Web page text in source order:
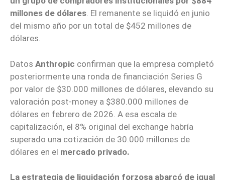
millones de dólares. El remanente se liquidó en junio
del mismo año por un total de $452 millones de
dólares.
Datos Anthropic confirman que la empresa completó
posteriormente una ronda de financiación Series G
por valor de $30.000 millones de dólares, elevando su
valoración post-money a $380.000 millones de
dólares en febrero de 2026. A esa escala de
capitalización, el 8% original del exchange habría
superado una cotización de 30.000 millones de
dólares en el mercado privado.
La estrategia de liquidación forzosa abarcó de igual